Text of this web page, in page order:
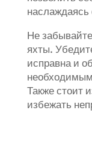
Не
яхты.
исправна и
Также стоит
избежать